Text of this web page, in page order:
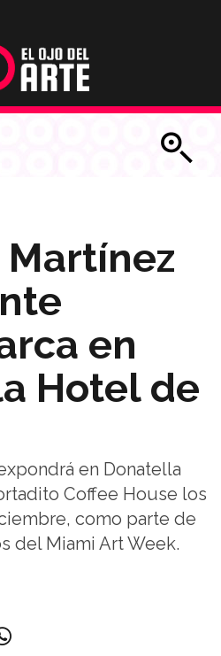
en
Hotel de
en Donatella
Coffee House los
como parte de
del Miami Art Week.